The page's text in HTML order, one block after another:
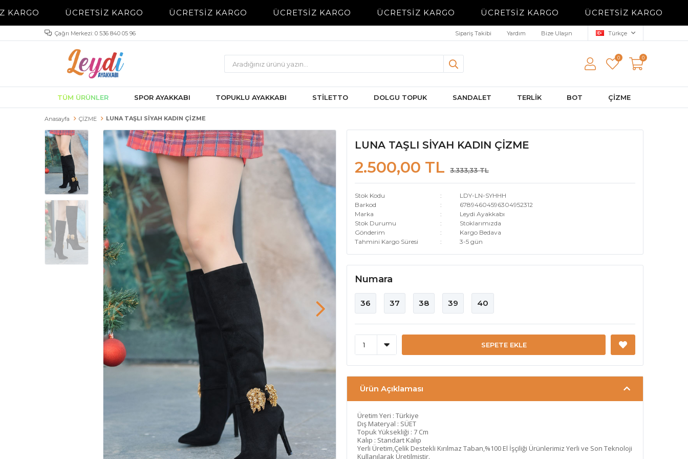
ÜCRETSİZ KARGO ÜCRETSİZ KARGO ÜCRETSİZ KARGO ÜCRETSİZ KARGO ÜCRETSİZ KARGO ÜCRETSİZ KARGO
Çağrı Merkezi: 0 536 840 05 96 Sipariş Takibi Yardım Bize Ulaşın Türkçe
0 0
TÜM ÜRÜNLER SPOR AYAKKABI TOPUKLU AYAKKABI STİLETTO DOLGU TOPUK SANDALET TERLİK BOT ÇİZME
Anasayfa ÇİZME LUNA TAŞLI SİYAH KADIN ÇİZME
LUNA TAŞLI SİYAH KADIN ÇİZME
2.500,00 TL 3.333,33 TL
Stok Kodu
LDY-LN-SYHHH
Barkod
67894604596304952312
Marka
Leydi Ayakkabı
Stok Durumu
Stoklarımızda
Gönderim
Kargo Bedava
Tahmini Kargo Süresi
3-5 gün
Numara
36 37 38 39 40
SEPETE EKLE
Ürün Açıklaması
Üretim Yeri : Türkiye
Dış Materyal : SÜET
Topuk Yüksekliği : 7 Cm
Kalıp : Standart Kalıp
Yerli Üretim,Çelik Destekli Kırılmaz Taban,%100 El İşçiliği Ürünlerimiz Yerli ve Son Teknoloji
Kullanılarak Üretilmiştir.